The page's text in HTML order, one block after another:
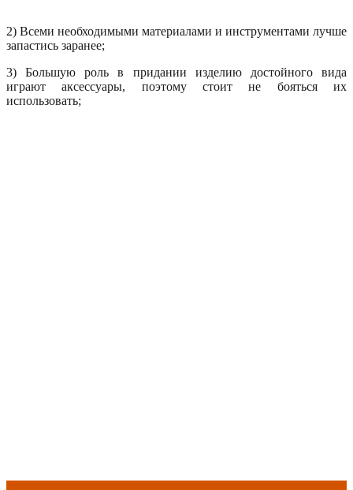
2) Всеми необходимыми материалами и инструментами лучше
запастись заранее;
3) Большую роль в придании изделию достойного вида
играют аксессуары, поэтому стоит не бояться их
использовать;